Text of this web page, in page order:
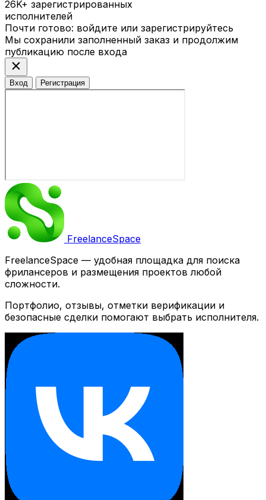
26K+ зарегистрированных
исполнителей
Почти готово: войдите или зарегистрируйтесь
Мы сохранили заполненный заказ и продолжим
публикацию после входа
close
Вход Регистрация
FreelanceSpace
FreelanceSpace — удобная площадка для поиска
фрилансеров и размещения проектов любой
сложности.
Портфолио, отзывы, отметки верификации и
безопасные сделки помогают выбрать исполнителя.